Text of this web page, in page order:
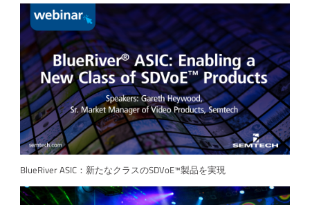
BlueRiver ASIC：新たなクラスのSDVoE™製品を実現